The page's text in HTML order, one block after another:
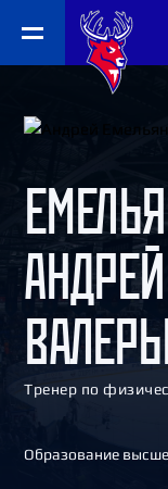
АНДРЕЙ
Тренер по
Образование